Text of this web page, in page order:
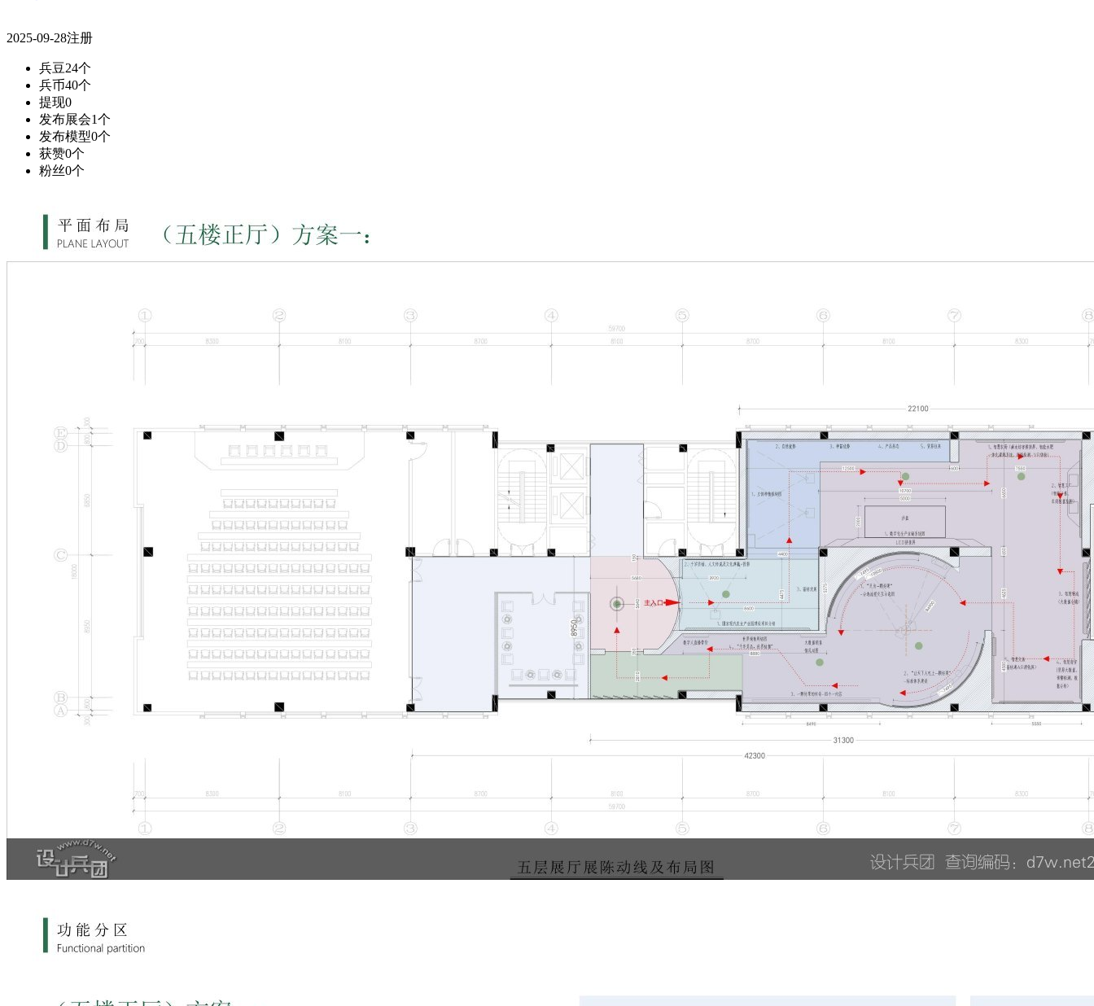
2025-09-28注册
兵豆24个
兵币40个
提现0
发布展会1个
发布模型0个
获赞0个
粉丝0个